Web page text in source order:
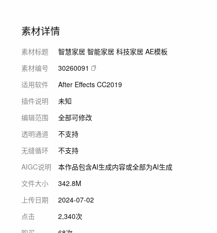
素材详情
素材标题
智慧家居 智能家居 科技家居 AE模板
素材编号
30260091
适用软件
After Effects CC2019
插件说明
未知
编辑范围
全部可修改
透明通道
不支持
无缝循环
不支持
AIGC说明
本作品包含AI生成内容或全部为AI生成
文件大小
342.8M
上传日期
2024-07-02
点击
2,340次